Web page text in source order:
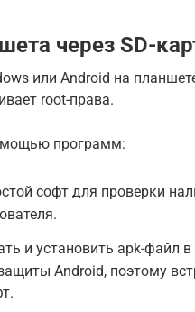
через SD-
или Android на
root-права.
программ:
софт для проверки
и установить apk-файл
Android, поэтому